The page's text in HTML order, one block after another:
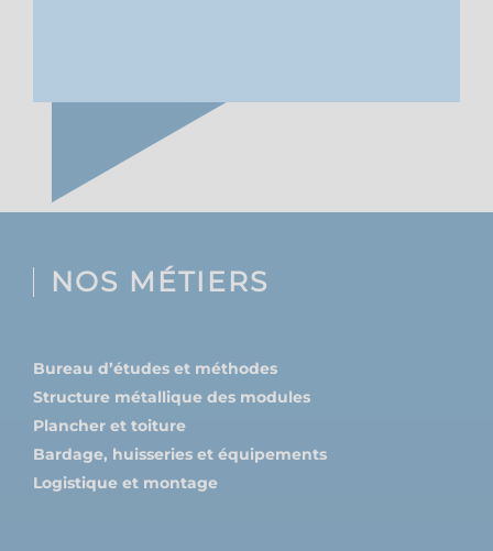
NOS MÉTIERS
Bureau d’études et méthodes
Structure métallique des modules
Plancher et toiture
Bardage, huisseries et équipements
Logistique et montage